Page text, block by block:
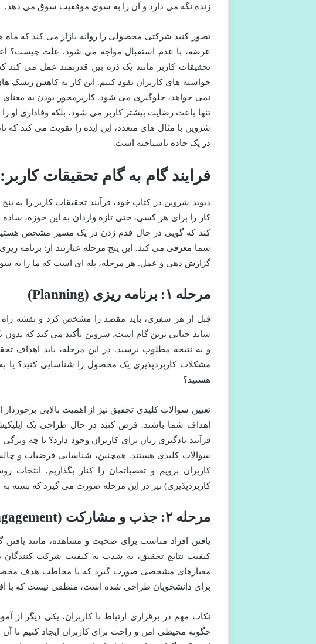
زنده نگه می دارد و آن را به سوی موفقیت سوق می دهد.
تصور کنید شرکتی محصولی را روانه بازار می کند که
عرضه، با عدم استقبال مواجه می شود. علت چیست؟
تحقیقات کاربر مانند یک ذره بین قدرتمند عمل می کند
خواسته های کاربران نفوذ کنیم. این کار به کاهش
نمی خواهد، جلوگیری می شود. کاربرمحور بودن به معنای
تنها باعث رضایت بیشتر کاربر می شود، بلکه وفاداری
شروین با مثال های متعدد، این ایده را تقویت می کند که
در یک جاده ناشناخته است.
فرایند گام به گام تحقیقات
دیوید شروین در کتاب خود، فرآیند تحقیقات کاربر را به
کار را برای هر کسی، حتی تازه واردان به این حوزه،
کند که گویی در حال قدم زدن در یک مسیر مشخص هستید و
شما معرفی می کند. این پنج مرحله عبارتند از: برنامه
گزارش دهی و عمل. هر مرحله، پله ای است که ما را به
مرحله ۱: برنامه ریزی (Planning)
قبل از هر سفری، باید مقصد را مشخص کرد و نقشه راه
شاید حیاتی ترین گام است. شروین تأکید می کند که
و به نتیجه مطلوب نرسید. در این مرحله، باید اهداف
مشکلات کاربردپذیری یک محصول را شناسایی کنید؟ یا
هستید؟
تعیین سوالات کلیدی تحقیق نیز از اهمیت بالایی
اهداف شما باشند. فرض کنید در حال طراحی یک
فرآیند یادگیری زبان برای کاربران وجود دارد؟ یا چه
سوالات کلیدی هستند. همچنین، شناسایی فرضیات و
کاربران برویم و تعصباتمان را کنار بگذاریم.
کاربردپذیری) نیز در این مرحله صورت می گیرد که بسته
مرحله ۲: جذب و مشارکت (Recruitment & Engagement)
یافتن افراد مناسب برای صحبت و مشاهده، مانند
کیفیت نتایج تحقیق، به شدت به کیفیت شرکت
معیارهای مشخصی صورت گیرد که با مخاطب هدف
برای دانشجویان طراحی شده است، منطقی نیست که با
نکات مهم در برقراری ارتباط با کاربران، یکی دیگر
چگونه محیطی امن و راحت برای کاربران ایجاد کنیم تا